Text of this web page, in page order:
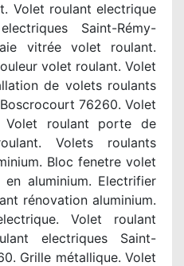
Volet roulant electrique
Saint-Rémy-
vitrée volet roulant.
volet roulant. Volet
de volets roulants
76260. Volet
roulant porte de
Volets roulants
Bloc fenetre volet
aluminium. Electrifier
rénovation aluminium.
Volet roulant
electriques Saint-
Grille métallique. Volet